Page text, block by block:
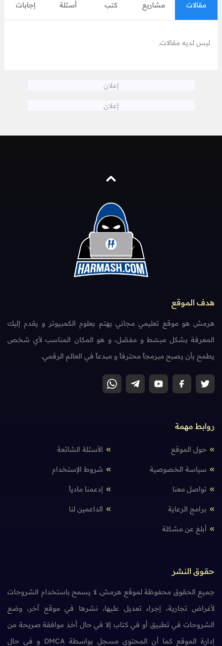
مقالات مشاريع كتب أسئلة إجابات
ليس لديه مقالات.
هدف الموقع
هرمش هو موقع تعليمي مجاني يهتم بعلوم الكمبيوتر و يقدم إليك
المعرفة بشكل مبسّط و مفصّل، و هو المكان المناسب لأي شخص
يطمح بأن يصبح مبرمجاً محترفاً و مبدعاً في العالم الرقمي.
روابط مهمة
حول الموقع الأسئلة الشائعة
سياسة الخصوصية شروط الإستخدام
تواصل معنا إدعمنا مادياً
برامج الرعاية الداعمين لنا
أبلغ عن مشكلة
حقوق النشر
جميع الحقوق محفوظة لموقع هرمش. لا يسمح باستخدام الشروحات
لأغراض تجارية، إجراء تعديل عليها، نشرها في موقع آخر، وضع
الشروحات في تطبيق أو في كتاب إلا في حال أخذ موافقة صريحة من
إدارة الموقع كما أن المحتوى مسجل بواسطة DMCA و في حال